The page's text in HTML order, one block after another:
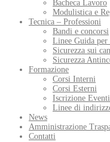
Bacheca Lavoro
Modulistica e
Tecnica – Professioni
Bandi e concorsi
Linee Guida per
Sicurezza sui
Sicurezza
Formazione
Corsi Interni
Corsi Esterni
Iscrizione
Linee di
News
Amministrazione
Contatti